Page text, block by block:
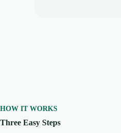
HOW IT WORKS
Three Easy Steps